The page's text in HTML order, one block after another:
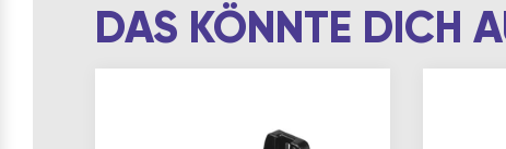
DAS KÖNNTE DICH